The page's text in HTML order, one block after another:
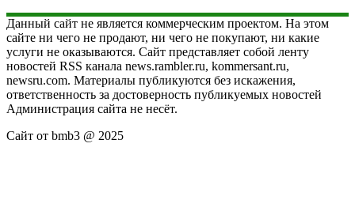
Данный сайт не является коммерческим проектом. На этом
сайте ни чего не продают, ни чего не покупают, ни какие
услуги не оказываются. Сайт представляет собой ленту
новостей RSS канала news.rambler.ru, kommersant.ru,
newsru.com. Материалы публикуются без искажения,
ответственность за достоверность публикуемых новостей
Администрация сайта не несёт.
Сайт от bmb3 @ 2025